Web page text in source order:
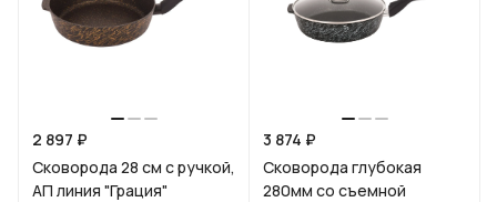
2 897 ₽
Сковорода 28 см с ручкой,
АП линия "Грация"
3 874 ₽
Сковорода глубокая
280мм со съемной